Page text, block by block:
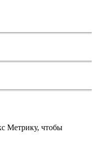
Метрику, чтобы